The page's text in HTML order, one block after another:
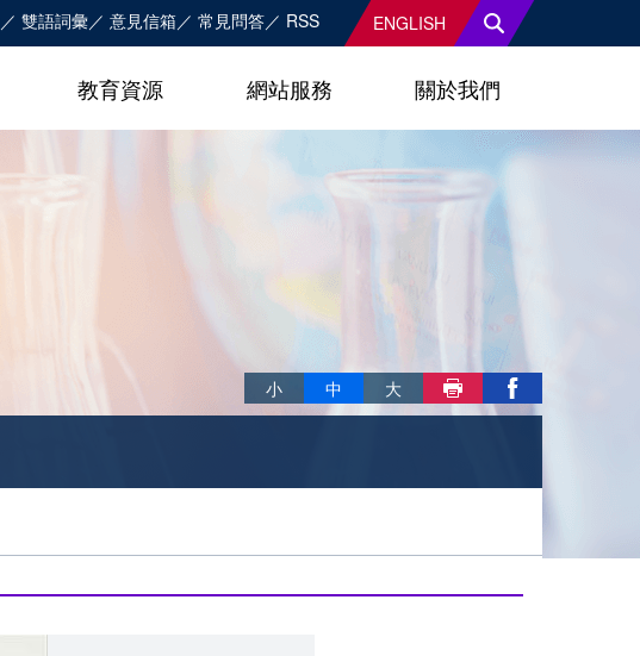
雙語詞彙 意見信箱 常見問答 RSS ENGLISH
教育資源 網站服務 關於我們
略過字型切換，社群分享工具列
小
中 大